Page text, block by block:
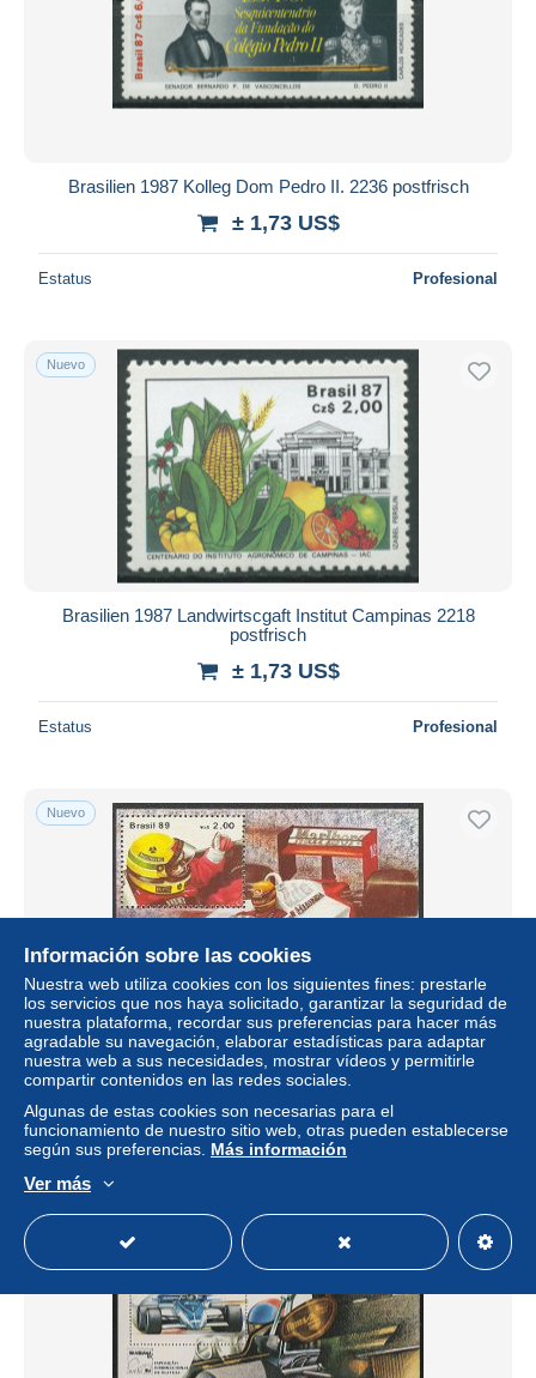
Brasilien 1987 Kolleg Dom Pedro II. 2236 postfrisch
± 1,73 US$
Estatus Profesional
Nuevo
Brasilien 1987 Landwirtscgaft Institut Campinas 2218
postfrisch
± 1,73 US$
Estatus Profesional
Nuevo
Brazil 1989 Formula 1 s/s, Mint NH, Sport - Transport -
Autosports - Sport (other and mixed) - Automobiles
± 10,40 US$
Estatus
Información sobre las cookies
Nuestra web utiliza cookies con los siguientes fines: prestarle
los servicios que nos haya solicitado, garantizar la seguridad de
nuestra plataforma, recordar sus preferencias para hacer más
agradable su navegación, elaborar estadísticas para adaptar
nuestra web a sus necesidades, mostrar vídeos y permitirle
compartir contenidos en las redes sociales.
Algunas de estas cookies son necesarias para el
funcionamiento de nuestro sitio web, otras pueden establecerse
según sus preferencias. Más información
Ver más